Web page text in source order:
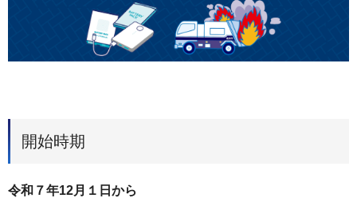
開始時期
令和７年12月１日から